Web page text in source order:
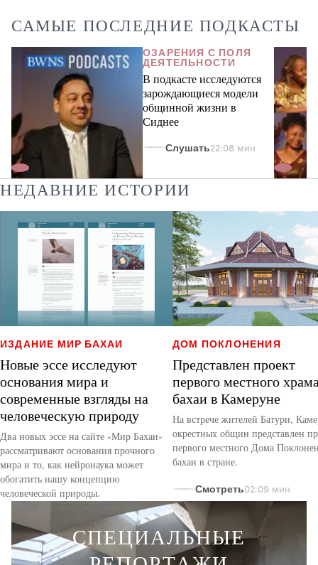
центра посетителей в Акке
САМЫЕ ПОСЛЕДНИЕ ПОДКАСТЫ
ОЗАРЕНИЯ С ПОЛЯ
ДЕЯТЕЛЬНОСТИ
В подкасте исследуются
зарождающиеся модели
общинной жизни в
Сиднее
Слушать22:08 мин
НЕДАВНИЕ ИСТОРИИ
ИЗДАНИЕ МИР БАХАИ
Новые эссе исследуют
основания мира и
современные взгляды на
человеческую природу
Два новых эссе на сайте «Мир Бахаи»
рассматривают основания прочного
мира и то, как нейронаука может
обогатить нашу концепцию
человеческой природы.
ДОМ ПОКЛОНЕНИЯ
Представлен проект
первого местного
бахаи в Камеруне
На встрече жителей Батури,
окрестных общин представлен
первого местного Дома
бахаи в стране.
Смотреть02:09 мин
СПЕЦИАЛЬНЫЕ